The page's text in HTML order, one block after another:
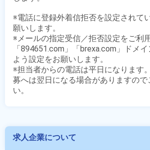
※電話に登録外着信拒否を設定されて
願いします。
※メールの指定受信／拒否設定をご利
「894651.com」「brexa.com」ドメ
よう設定をお願いします。
※担当者からの電話は平日になります
募へは翌日になる場合がありますので
求人企業について